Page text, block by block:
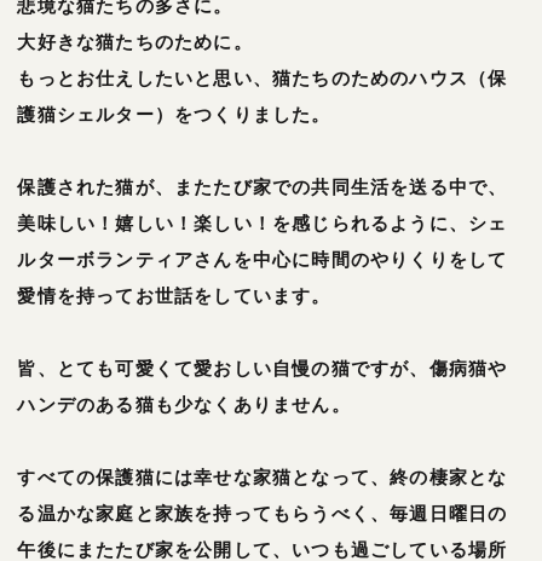
悲境な猫たちの多さに。
大好きな猫たちのために。
もっとお仕えしたいと思い、猫たちのためのハウス（保
護猫シェルター）をつくりました。
保護された猫が、またたび家での共同生活を送る中で、
美味しい！嬉しい！楽しい！を感じられるように、シェ
ルターボランティアさんを中心に時間のやりくりをして
愛情を持ってお世話をしています。
皆、とても可愛くて愛おしい自慢の猫ですが、傷病猫や
ハンデのある猫も少なくありません。
すべての保護猫には幸せな家猫となって、終の棲家とな
る温かな家庭と家族を持ってもらうべく、毎週日曜日の
午後にまたたび家を公開して、いつも過ごしている場所